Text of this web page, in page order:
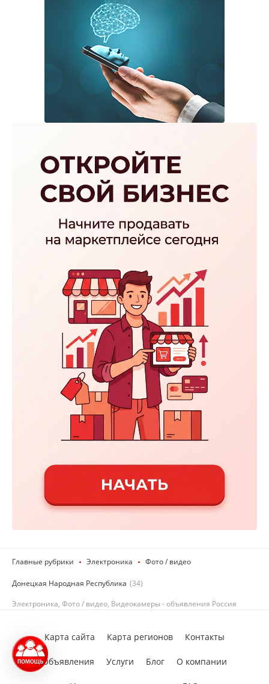
Главные рубрики Электроника Фото / видео
Донецкая Народная Республика (34)
Электроника, Фото / видео, Видеокамеры - объявления Россия
Карта сайта Карта регионов Контакты
Объявления Услуги Блог О компании